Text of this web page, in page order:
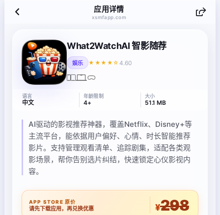
应用详情
xsmfapp.com
What2WatchAI 智影随荐
娱乐 ★★★★☆ 4.60
语言
中文
年龄限制
4+
大小
51.1 MB
AI驱动的影视推荐神器，覆盖Netflix、Disney+等
主流平台，能依据用户偏好、心情、时长智能推荐
影片。支持管理观看清单、追踪剧集，适配各类观
影场景，帮你告别选片纠结，快速锁定心仪影视内
容。
APP STORE 原价
请先下载应用，再兑换优惠 ¥298